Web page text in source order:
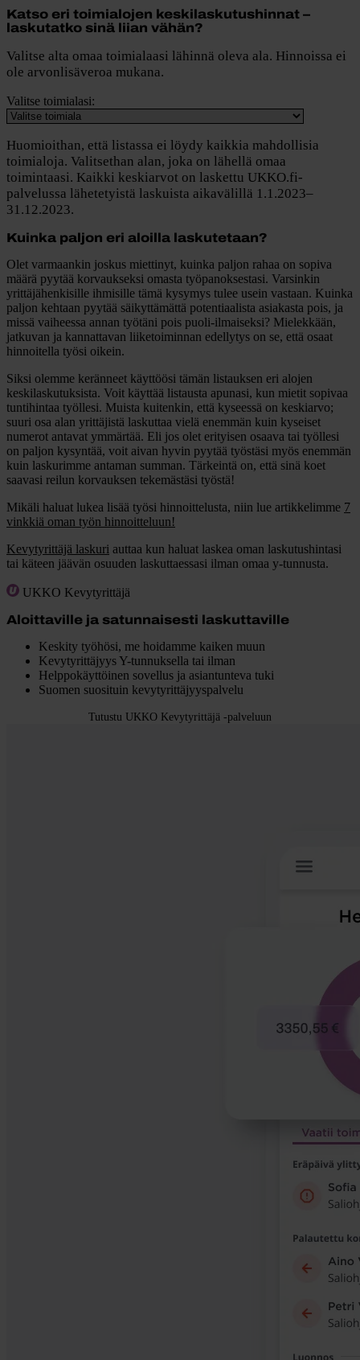
Katso eri toimialojen keskilaskutushinnat –
laskutatko sinä liian vähän?
Valitse alta omaa toimialaasi lähinnä oleva ala. Hinnoissa ei
ole arvonlisäveroa mukana.
Valitse toimialasi:
Huomioithan, että listassa ei löydy kaikkia mahdollisia
toimialoja. Valitsethan alan, joka on lähellä omaa
toimintaasi. Kaikki keskiarvot on laskettu UKKO.fi-
palvelussa lähetetyistä laskuista aikavälillä 1.1.2023–
31.12.2023.
Kuinka paljon eri aloilla laskutetaan?
Olet varmaankin joskus miettinyt, kuinka paljon rahaa on sopiva
määrä pyytää korvaukseksi omasta työpanoksestasi. Varsinkin
yrittäjähenkisille ihmisille tämä kysymys tulee usein vastaan. Kuinka
paljon kehtaan pyytää säikyttämättä potentiaalista asiakasta pois, ja
missä vaiheessa annan työtäni pois puoli-ilmaiseksi? Mielekkään,
jatkuvan ja kannattavan liiketoiminnan edellytys on se, että osaat
hinnoitella työsi oikein.
Siksi olemme keränneet käyttöösi tämän listauksen eri alojen
keskilaskutuksista. Voit käyttää listausta apunasi, kun mietit sopivaa
tuntihintaa työllesi. Muista kuitenkin, että kyseessä on keskiarvo;
suuri osa alan yrittäjistä laskuttaa vielä enemmän kuin kyseiset
numerot antavat ymmärtää. Eli jos olet erityisen osaava tai työllesi
on paljon kysyntää, voit aivan hyvin pyytää työstäsi myös enemmän
kuin laskurimme antaman summan. Tärkeintä on, että sinä koet
saavasi reilun korvauksen tekemästäsi työstä!
Mikäli haluat lukea lisää työsi hinnoittelusta, niin lue artikkelimme 7
vinkkiä oman työn hinnoitteluun!
Kevytyrittäjä laskuri auttaa kun haluat laskea oman laskutushintasi
tai käteen jäävän osuuden laskuttaessasi ilman omaa y-tunnusta.
UKKO Kevytyrittäjä
Aloittaville ja satunnaisesti laskuttaville
Keskity työhösi, me hoidamme kaiken muun
Kevytyrittäjyys Y-tunnuksella tai ilman
Helppokäyttöinen sovellus ja asiantunteva tuki
Suomen suosituin kevytyrittäjyyspalvelu
Tutustu UKKO Kevytyrittäjä -palveluun